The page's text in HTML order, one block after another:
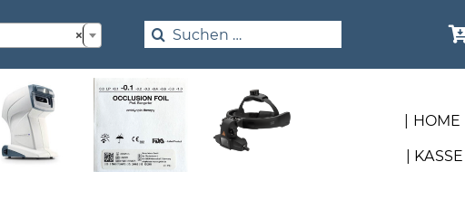
×
Search
| HOME |
| KASSE |